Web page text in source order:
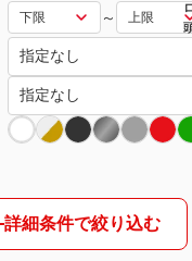
～
詳細条件で絞り込む